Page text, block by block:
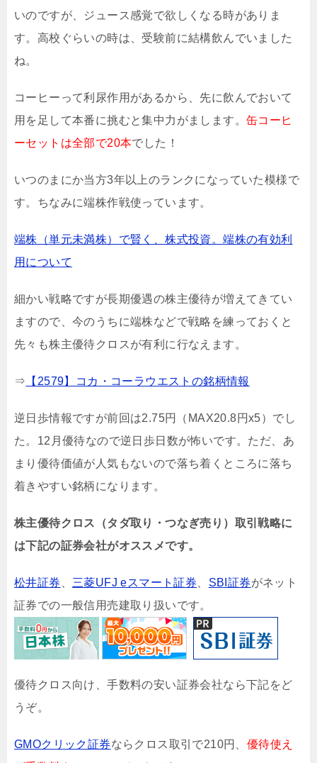
いのですが、ジュース感覚で欲しくなる時がありま
す。高校ぐらいの時は、受験前に結構飲んでいました
ね。
コーヒーって利尿作用があるから、先に飲んでおいて
用を足して本番に挑むと集中力がまします。 缶コーヒ
ーセットは全部で20本でした！
いつのまにか当方3年以上のランクになっていた模様で
す。ちなみに端株作戦使っています。
端株（単元未満株）で賢く、株式投資。端株の有効利
用について
細かい戦略ですが長期優遇の株主優待が増えてきてい
ますので、今のうちに端株などで戦略を練っておくと
先々も株主優待クロスが有利に行なえます。
⇒ 【2579】コカ・コーラウエストの銘柄情報
逆日歩情報ですが前回は2.75円（MAX20.8円x5）でし
た。12月優待なので逆日歩日数が怖いです。ただ、あ
まり優待価値が人気もないので落ち着くところに落ち
着きやすい銘柄になります。
株主優待クロス（タダ取り・つなぎ売り）取引戦略に
は下記の証券会社がオススメです。
松井証券 三菱UFJ eスマート証券 SBI証券がネット
証券での一般信用売建取り扱いです。
優待クロス向け、手数料の安い証券会社なら下記をど
うぞ。
GMOクリック証券ならクロス取引で210円、 優待使え